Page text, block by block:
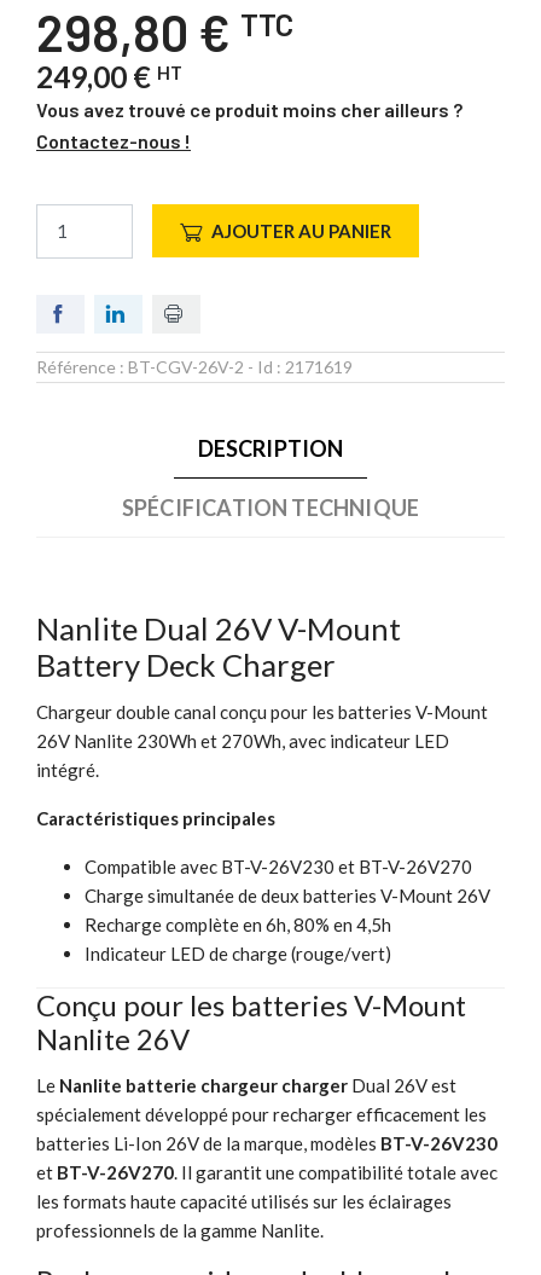
298,80 € TTC
249,00 € HT
Vous avez trouvé ce produit moins cher ailleurs ?
Contactez-nous !
AJOUTER AU PANIER
Référence : BT-CGV-26V-2 - Id : 2171619
DESCRIPTION
SPÉCIFICATION TECHNIQUE
Nanlite Dual 26V V-Mount
Battery Deck Charger
Chargeur double canal conçu pour les batteries V-Mount
26V Nanlite 230Wh et 270Wh, avec indicateur LED
intégré.
Caractéristiques principales
Compatible avec BT-V-26V230 et BT-V-26V270
Charge simultanée de deux batteries V-Mount 26V
Recharge complète en 6h, 80% en 4,5h
Indicateur LED de charge (rouge/vert)
Conçu pour les batteries V-Mount
Nanlite 26V
Le Nanlite batterie chargeur charger Dual 26V est
spécialement développé pour recharger efficacement les
batteries Li-Ion 26V de la marque, modèles BT-V-26V230
et BT-V-26V270 . Il garantit une compatibilité totale avec
les formats haute capacité utilisés sur les éclairages
professionnels de la gamme Nanlite.